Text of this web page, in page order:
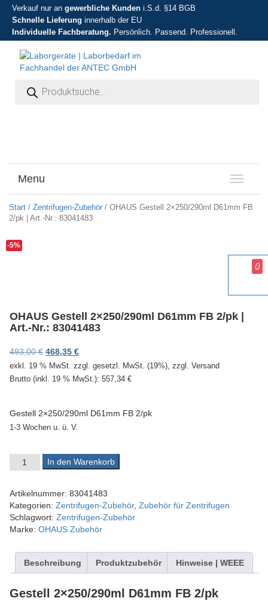
Verkauf nur an gewerbliche Kunden i.S.d. §14 BGB
Schnelle Lieferung innerhalb der EU
Individuelle Fachberatung. Persönlich. Passend. Professionell.
T
o
g
Menu
Start / Zentrifugen-Zubehör / OHAUS Gestell 2×250/290ml D61mm FB
2/pk | Art.-Nr.: 83041483
-5%
OHAUS Gestell 2×250/290ml D61mm FB 2/pk |
Art.-Nr.: 83041483
493,00€ Ursprünglicher Preis war: 493,00 €
468,35 €Aktueller Preis ist: 468,35 €.
exkl. 19 % MwSt. zzgl. gesetzl. MwSt. (19%), zzgl. Versand
Brutto (inkl. 19 % MwSt.): 557,34 €
Gestell 2×250/290ml D61mm FB 2/pk
1-3 Wochen u. ü. V.
OHAUS Gestell 2x250/290ml D61mm FB 2/pk | Art.-Nr.:
In den Warenkorb
Artikelnummer: 83041483
Kategorien: Zentrifugen-Zubehör, Zubehör für Zentrifugen
Schlagwort: Zentrifugen-Zubehör
Marke: OHAUS Zubehör
Beschreibung Produktzubehör Hinweise | WEEE
Gestell 2×250/290ml D61mm FB 2/pk
0